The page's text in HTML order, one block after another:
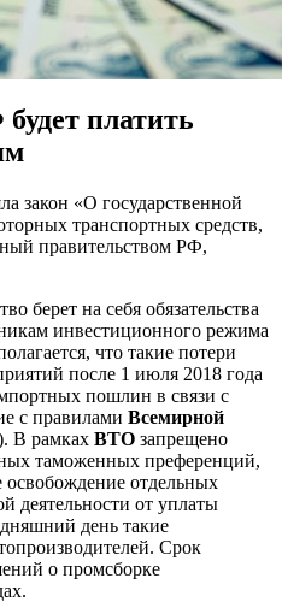
платить
закон «О государственной
транспортных средств,
правительством РФ,
берет на себя обязательства
инвестиционного режима
что такие потери
после 1 июля 2018 года
пошлин в связи с
с правилами Всемирной
В рамках ВТО запрещено
таможенных преференций,
освобождение отдельных
деятельности от уплаты
день такие
Срок
о промсборке